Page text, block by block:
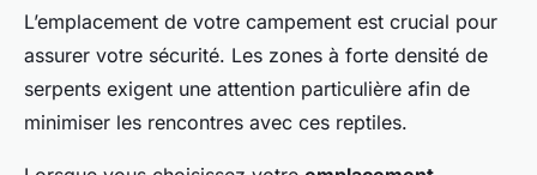
L’emplacement de votre campement est crucial pour
assurer votre sécurité. Les zones à forte densité de
serpents exigent une attention particulière afin de
minimiser les rencontres avec ces reptiles.